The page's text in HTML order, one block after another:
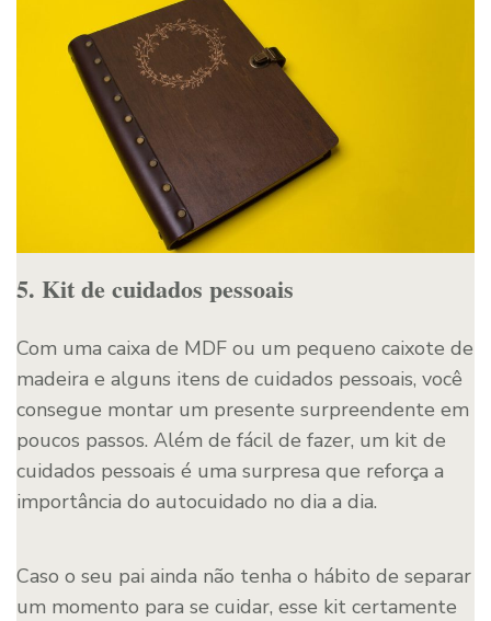
5. Kit de cuidados pessoais
Com uma caixa de MDF ou um pequeno caixote de
madeira e alguns itens de cuidados pessoais, você
consegue montar um presente surpreendente em
poucos passos. Além de fácil de fazer, um kit de
cuidados pessoais é uma surpresa que reforça a
importância do autocuidado no dia a dia.
Caso o seu pai ainda não tenha o hábito de separar
um momento para se cuidar, esse kit certamente